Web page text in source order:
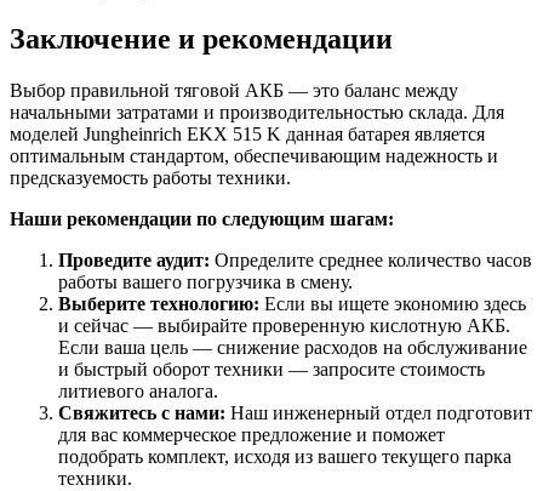
Заключение и рекомендации
Выбор правильной тяговой АКБ — это баланс между
начальными затратами и производительностью склада. Для
моделей Jungheinrich EKX 515 K данная батарея является
оптимальным стандартом, обеспечивающим надежность и
предсказуемость работы техники.
Наши рекомендации по следующим шагам:
Проведите аудит: Определите среднее количество часов
работы вашего погрузчика в смену.
Выберите технологию: Если вы ищете экономию здесь
и сейчас — выбирайте проверенную кислотную АКБ.
Если ваша цель — снижение расходов на обслуживание
и быстрый оборот техники — запросите стоимость
литиевого аналога.
Свяжитесь с нами: Наш инженерный отдел подготовит
для вас коммерческое предложение и поможет
подобрать комплект, исходя из вашего текущего парка
техники.